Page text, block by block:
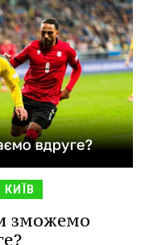
КИЇВ
зможемо